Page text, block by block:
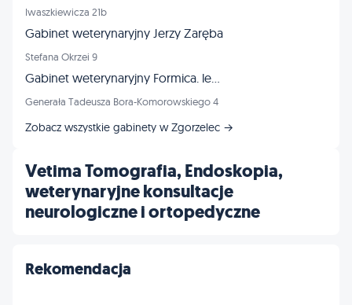
Vetima Tomografia, Endoskopia,
weterynaryjne konsultacje
neurologiczne i ortopedyczne
Iwaszkiewicza 21b
Gabinet weterynaryjny Jerzy Zaręba
Stefana Okrzei 9
Gabinet weterynaryjny Formica. lek.wet. Paulina Kanczewska
Generała Tadeusza Bora-Komorowskiego 4
Zobacz wszystkie gabinety w Zgorzelec →
Rekomendacja